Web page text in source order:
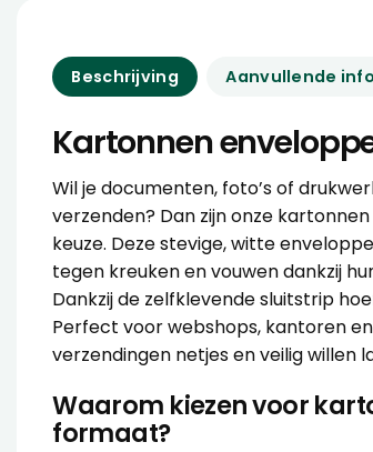
Beschrijving Aanvullende
Kartonnen
Wil je documenten, foto’s of
verzenden? Dan zijn onze
keuze. Deze stevige, witte
tegen kreuken en vouwen dankzij
Dankzij de zelfklevende sluitstrip
Perfect voor webshops, kantoren
verzendingen netjes en veilig willen
Waarom kiezen voor
formaat?